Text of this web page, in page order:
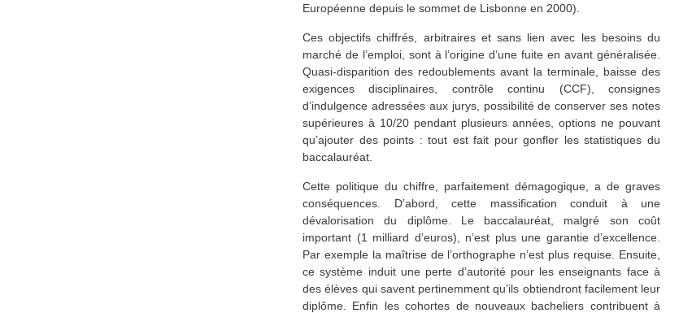
Européenne depuis le sommet de Lisbonne en 2000).
Ces objectifs chiffrés, arbitraires et sans lien avec les besoins du
marché de l’emploi, sont à l’origine d’une fuite en avant généralisée.
Quasi-disparition des redoublements avant la terminale, baisse des
exigences disciplinaires, contrôle continu (CCF), consignes
d’indulgence adressées aux jurys, possibilité de conserver ses notes
supérieures à 10/20 pendant plusieurs années, options ne pouvant
qu’ajouter des points : tout est fait pour gonfler les statistiques du
baccalauréat.
Cette politique du chiffre, parfaitement démagogique, a de graves
conséquences. D’abord, cette massification conduit à une
dévalorisation du diplôme. Le baccalauréat, malgré son coût
important (1 milliard d’euros), n’est plus une garantie d’excellence.
Par exemple la maîtrise de l’orthographe n’est plus requise. Ensuite,
ce système induit une perte d’autorité pour les enseignants face à
des élèves qui savent pertinemment qu’ils obtiendront facilement leur
diplôme. Enfin les cohortes de nouveaux bacheliers contribuent à